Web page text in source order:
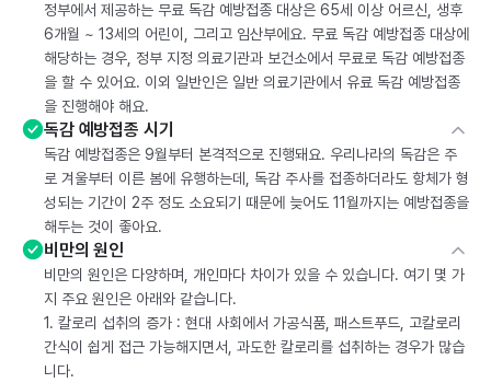
정부에서 제공하는 무료 독감 예방접종 대상은 65세 이상 어르신, 생후
6개월 ~ 13세의 어린이, 그리고 임산부에요. 무료 독감 예방접종 대상에
해당하는 경우, 정부 지정 의료기관과 보건소에서 무료로 독감 예방접종
을 할 수 있어요. 이외 일반인은 일반 의료기관에서 유료 독감 예방접종
을 진행해야 해요.
독감 예방접종 시기
독감 예방접종은 9월부터 본격적으로 진행돼요. 우리나라의 독감은 주
로 겨울부터 이른 봄에 유행하는데, 독감 주사를 접종하더라도 항체가 형
성되는 기간이 2주 정도 소요되기 때문에 늦어도 11월까지는 예방접종을
해두는 것이 좋아요.
비만의 원인
비만의 원인은 다양하며, 개인마다 차이가 있을 수 있습니다. 여기 몇 가
지 주요 원인은 아래와 같습니다.
1. 칼로리 섭취의 증가 : 현대 사회에서 가공식품, 패스트푸드, 고칼로리
간식이 쉽게 접근 가능해지면서, 과도한 칼로리를 섭취하는 경우가 많습
니다.